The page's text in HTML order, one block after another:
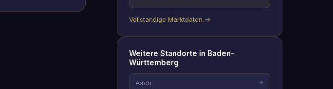
Vollstandige Marktdaten →
Weitere Standorte in Baden-
Württemberg
Aach